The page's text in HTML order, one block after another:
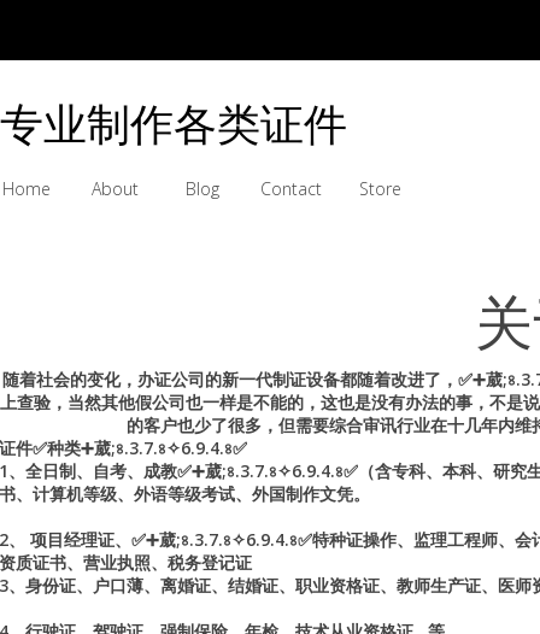
Home About Blog Contact Store
专业制作各类证件
随着社会的变化，办证公司的新一代制证设备都随着改进了，✅➕葳
上查验，当然其他假公司也一样是不能的，这也是没有办法的事，不是
的客户也少了很多，但需要综合审讯行业在十几年内
证件✅种类➕葳;৪.3.7.৪✧6.9.4.৪✅
1、全日制、自考、成教✅➕葳;৪.3.7.৪✧6.9.4.৪✅（含专科、本科、研
书、计算机等级、外语等级考试、外国制作文凭。
2、 项目经理证、✅➕葳;৪.3.7.৪✧6.9.4.৪✅特种证操作、监理工程师、
资质证书、营业执照、税务登记证
3、身份证、户口薄、离婚证、结婚证、职业资格证、教师生产证、医